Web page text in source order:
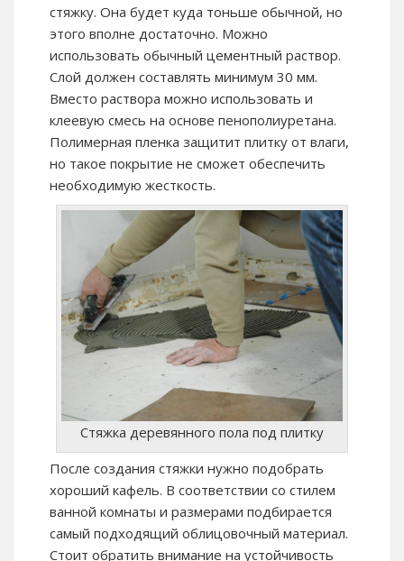
стяжку. Она будет куда тоньше обычной, но
этого вполне достаточно. Можно
использовать обычный цементный раствор.
Слой должен составлять минимум 30 мм.
Вместо раствора можно использовать и
клеевую смесь на основе пенополиуретана.
Полимерная пленка защитит плитку от влаги,
но такое покрытие не сможет обеспечить
необходимую жесткость.
Стяжка деревянного пола под плитку
После создания стяжки нужно подобрать
хороший кафель. В соответствии со стилем
ванной комнаты и размерами подбирается
самый подходящий облицовочный материал.
Стоит обратить внимание на устойчивость